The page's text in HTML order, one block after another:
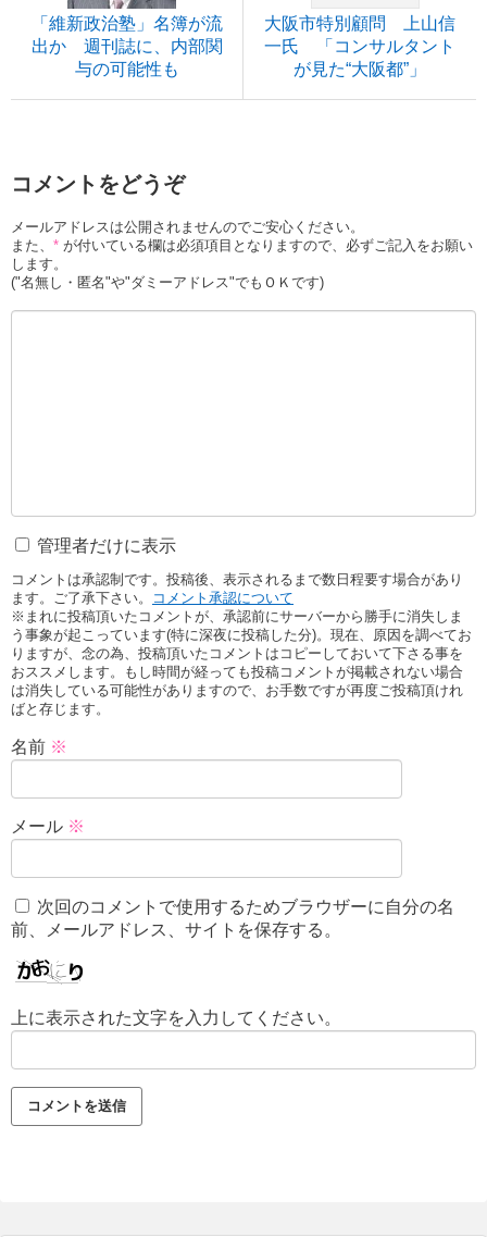
「維新政治塾」名簿が流
出か 週刊誌に、内部関
与の可能性も
大阪市特別顧問 上山信
一氏 「コンサルタント
が見た“大阪都”」
コメントをどうぞ
メールアドレスは公開されませんのでご安心ください。
また、 * が付いている欄は必須項目となりますので、必ずご記入をお願い
します。
("名無し・匿名"や"ダミーアドレス"でもＯＫです)
管理者だけに表示
コメントは承認制です。投稿後、表示されるまで数日程要す場合があり
ます。ご了承下さい。
コメント承認について
※まれに投稿頂いたコメントが、承認前にサーバーから勝手に消失しま
う事象が起こっています(特に深夜に投稿した分)。現在、原因を調べてお
りますが、念の為、投稿頂いたコメントはコピーしておいて下さる事を
おススメします。もし時間が経っても投稿コメントが掲載されない場合
は消失している可能性がありますので、お手数ですが再度ご投稿頂けれ
ばと存じます。
名前 ※
メール ※
次回のコメントで使用するためブラウザーに自分の名
前、メールアドレス、サイトを保存する。
上に表示された文字を入力してください。